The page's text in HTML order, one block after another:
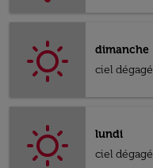
dimanche
ciel dégagé
lundi
ciel dégagé